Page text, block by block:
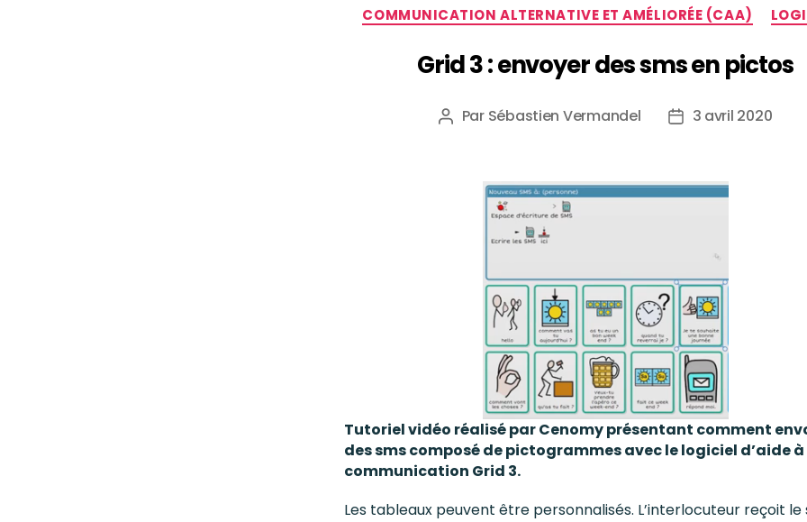
COMMUNICATION ALTERNATIVE ET AMÉLIORÉE (CAA)
Grid 3 : envoyer des sms en pictos
Par Sébastien Vermandel 3 avril 2020
Tutoriel vidéo réalisé par Cenomy présentant comment
des sms composé de pictogrammes avec le logiciel d’aide
communication Grid 3.
Les tableaux peuvent être personnalisés. L’interlocuteur reçoit le